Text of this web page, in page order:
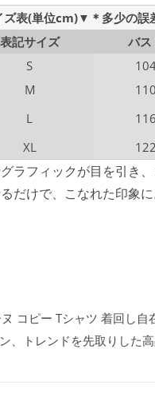
表(単位cm)▼＊多少の誤
表記サイズ
バス
S
M
110
L
116
XL
122
ラフィックが目を引き
だけで、こなれた印象
ヌ コピー Tシャツ 着回し
、トレンドを先取りした